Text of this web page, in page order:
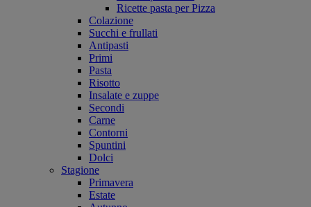
Ricette pasta per Pizza
Colazione
Succhi e frullati
Antipasti
Primi
Pasta
Risotto
Insalate e zuppe
Secondi
Carne
Contorni
Spuntini
Dolci
Stagione
Primavera
Estate